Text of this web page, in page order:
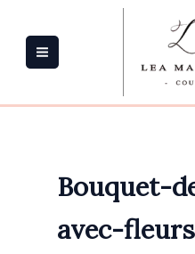
contenu
Bouquet-
avec-